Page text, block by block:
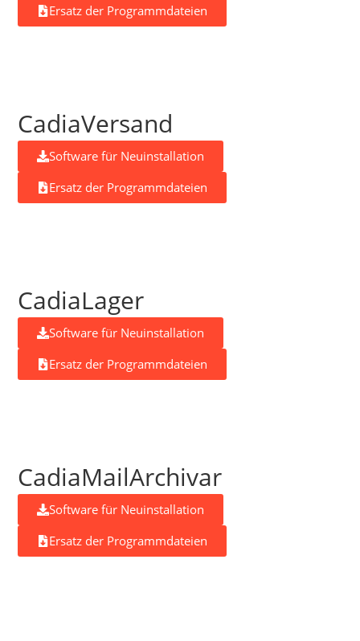
Ersatz der Programmdateien
CadiaVersand
Software für Neuinstallation
Ersatz der Programmdateien
CadiaLager
Software für Neuinstallation
Ersatz der Programmdateien
CadiaMailArchivar
Software für Neuinstallation
Ersatz der Programmdateien